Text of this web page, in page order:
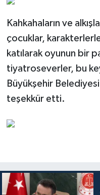
Kahkahaların ve
çocuklar,
katılarak oyunun bir
tiyatroseverler, bu
Büyükşehir
teşekkür etti.